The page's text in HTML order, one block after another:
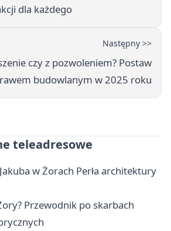
dla każdego
Następny >>
czy z pozwoleniem? Postaw
budowlanym w 2025 roku
teleadresowe
w Żorach Perła architektury
Przewodnik po skarbach